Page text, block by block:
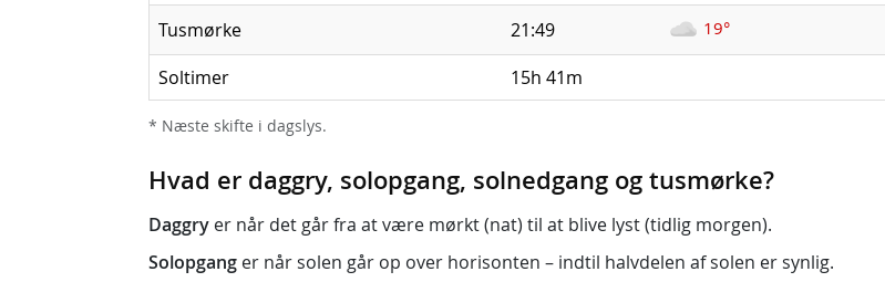
Tusmørke 21:49 19°
Soltimer 15h 41m
* Næste skifte i dagslys.
Hvad er daggry, solopgang, solnedgang og tusmørke?
Daggry er når det går fra at være mørkt (nat) til at blive lyst (tidlig morgen).
Solopgang er når solen går op over horisonten – indtil halvdelen af solen er synlig.